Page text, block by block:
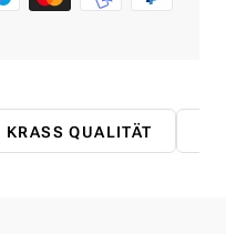
KRASS QUALITÄT